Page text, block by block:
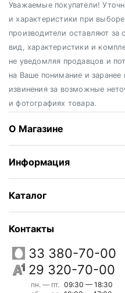
Уважаемые покупатели!
и характеристики при
производители оставляют за
вид, характеристики и
не уведомляя продавцов и
на Ваше понимание и
извинения за возможные
и фотографиях товара.
О Магазине
Информация
Каталог
Контакты
33 380-70-00
29 320-70-00
пн. — пт. 09:30 — 18:30